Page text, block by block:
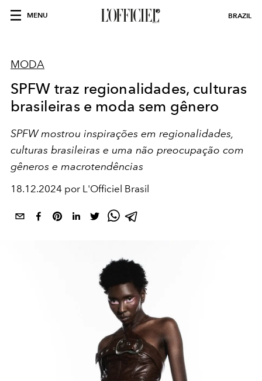
MENU BRAZIL
MODA
SPFW traz regionalidades, culturas
brasileiras e moda sem gênero
SPFW mostrou inspirações em regionalidades,
culturas brasileiras e uma não preocupação com
gêneros e macrotendências
18.12.2024 por L'Officiel Brasil